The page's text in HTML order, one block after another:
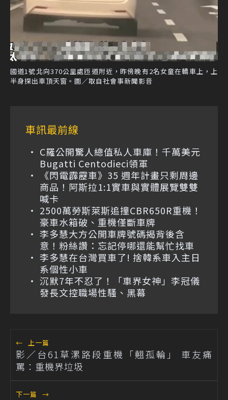
國道1號北向370公里處匝道附近，昨傍晚有2名女童在轎車上，上
半身探出車頂天窗。圖／取自社會事新聞影音
車訊最前線
C羅公開驚人總值私人車庫！千萬美元
Bugatti Centodieci領軍
《閃電霹靂車》35 週年計畫只剩周邊
商品！阿斯拉1:1實車與實體展覽雙雙
喊卡
2500萬勞斯萊斯追撞CBR650R重機！
豪車水箱破、重機僅斷車牌
李多慧大方公開車牌號碼揭背後含
意！粉絲讚：忘記停哪還能幫忙找車
李多慧在台灣買車了! 捨韓系車入主日
系個性小車
沉默7年不忍了！「車界女神」李冠儀
發長文控職場性騷、黑幕
← 上一篇
影／台61草漯路段重機「翹孤輪」 車友痛
罵：重機界垃圾
下一篇 →